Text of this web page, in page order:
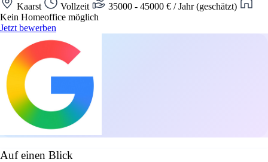
Kaarst Vollzeit
35000 - 45000 € / Jahr (geschätzt)
Kein Homeoffice möglich
Jetzt bewerben
Auf einen Blick